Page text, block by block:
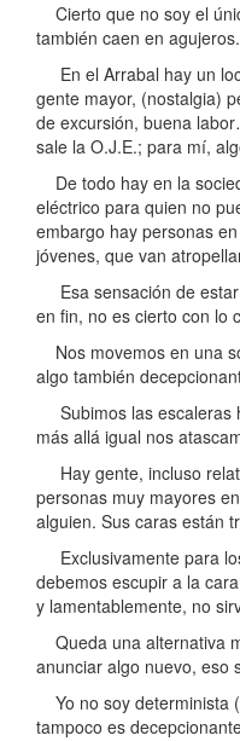
Cierto que no soy el
también caen en agujeros.
En el Arrabal hay un
gente mayor, (nostalgia)
de excursión, buena
sale la O.J.E.; para mí,
De todo hay en la
eléctrico para quien no
embargo hay personas
jóvenes, que van
Esa sensación de
en fin, no es cierto con lo
Nos movemos en una
algo también
Subimos las escaleras
más allá igual nos
Hay gente, incluso
personas muy mayores
alguien. Sus caras están
Exclusivamente para
debemos escupir a la
y lamentablemente, no
Queda una alternativa
anunciar algo nuevo, eso
Yo no soy determinista
tampoco es